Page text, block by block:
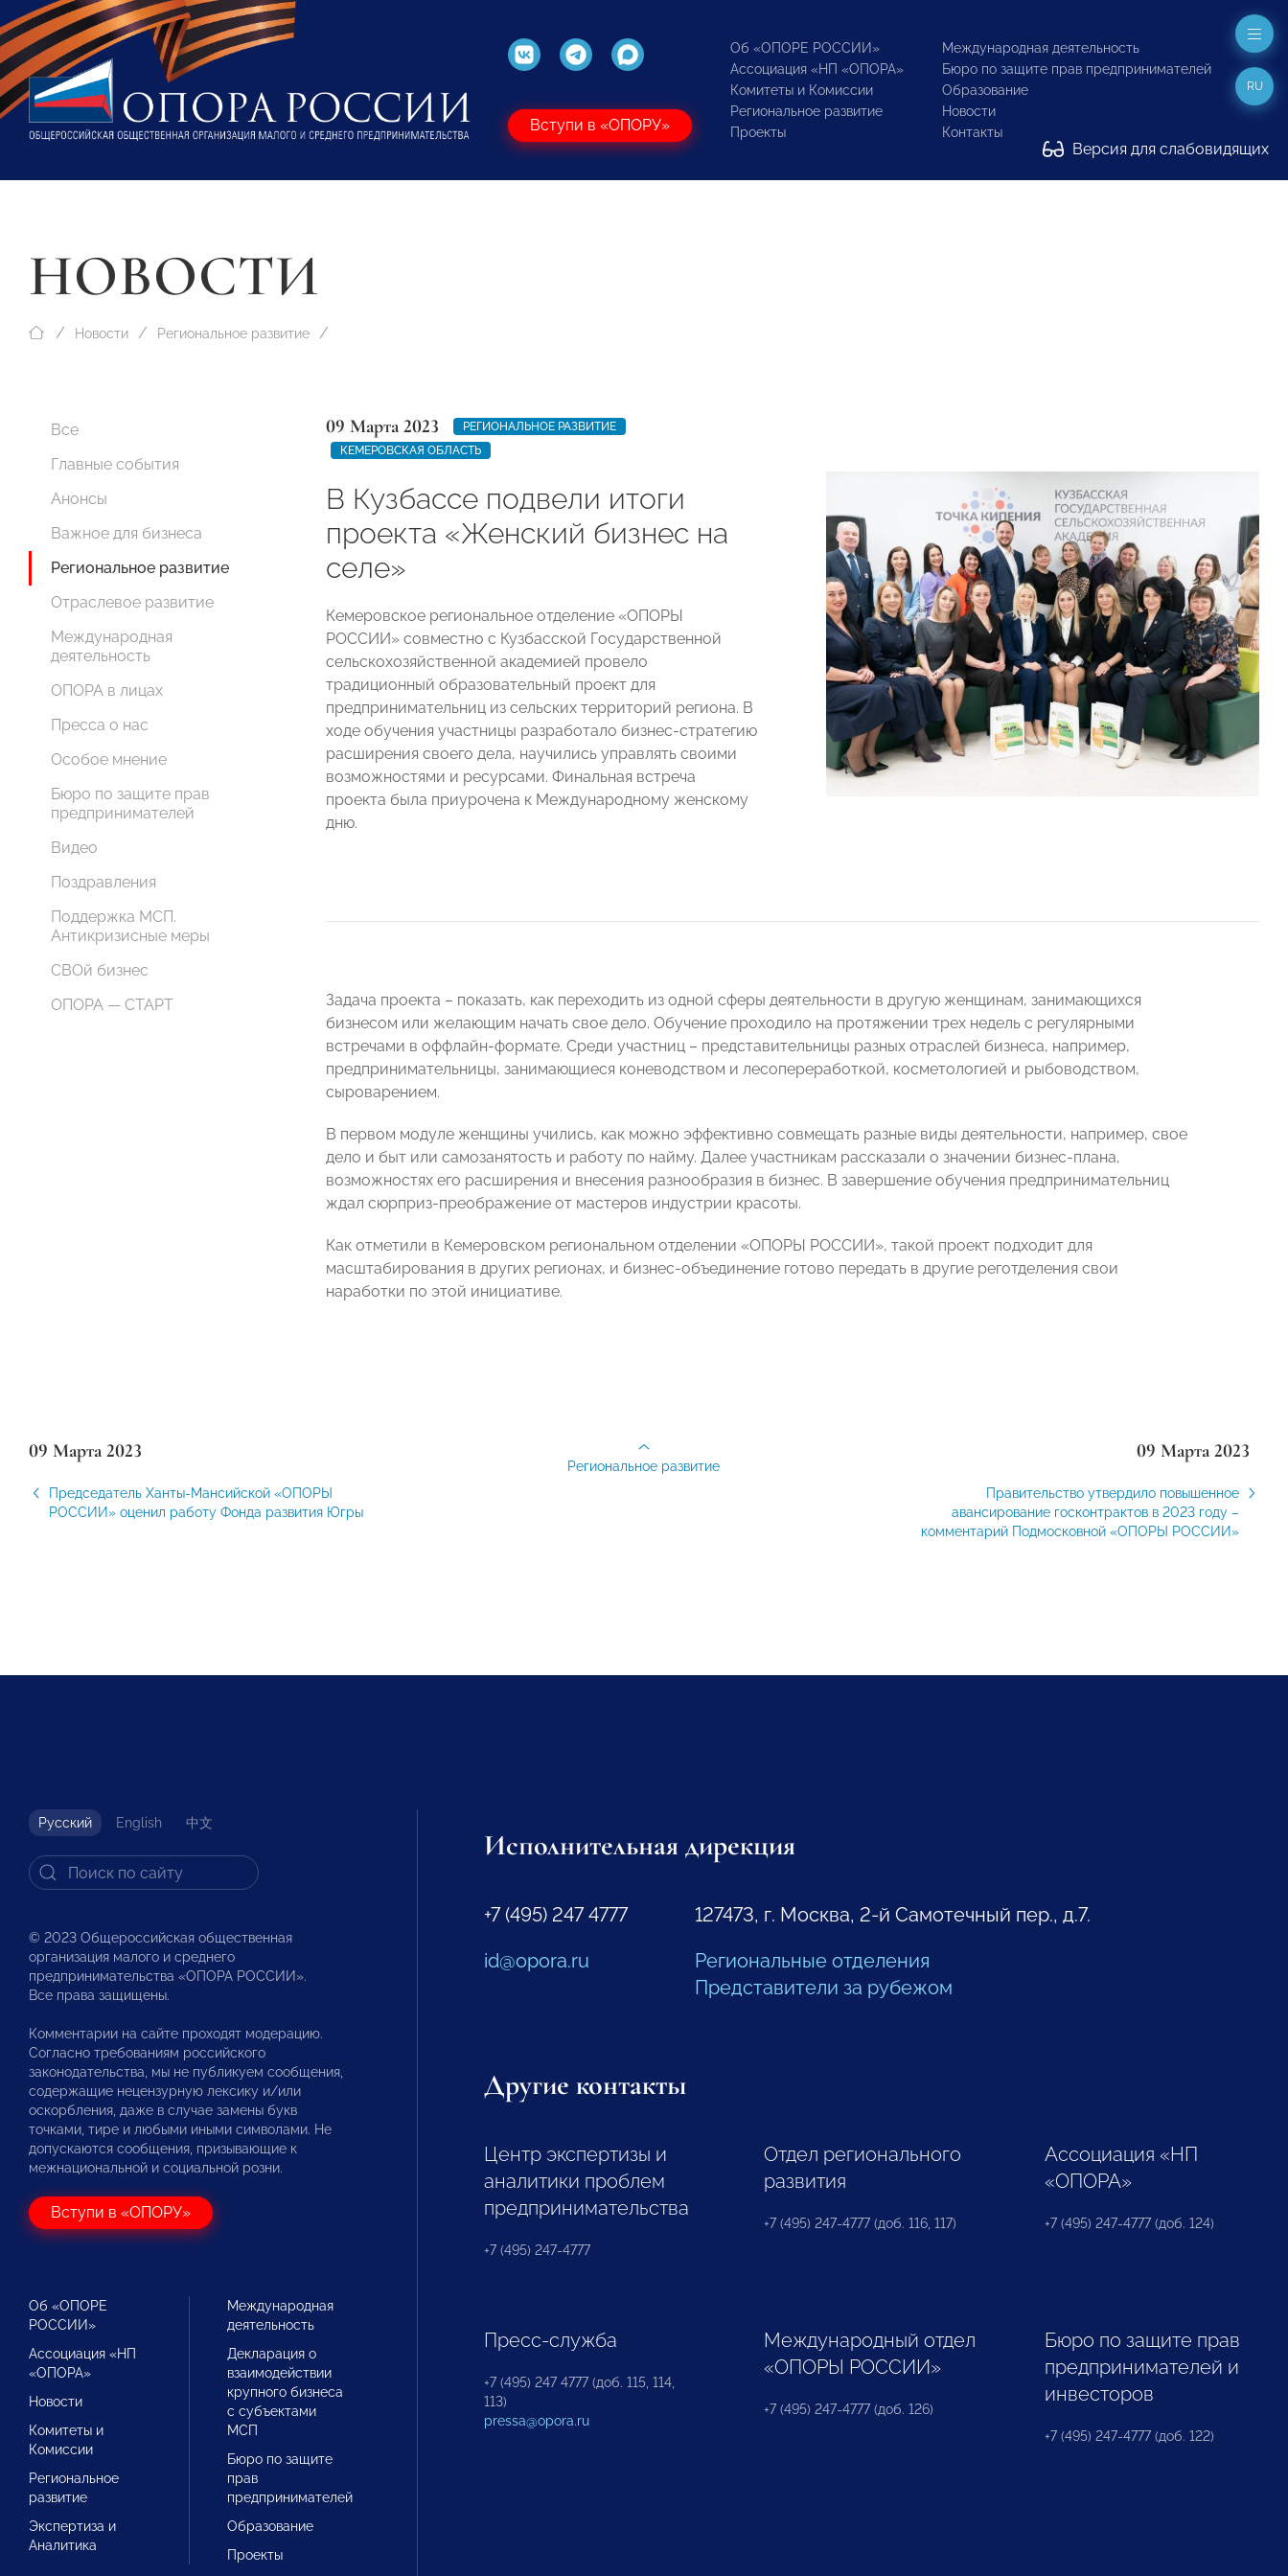
Вступи в «ОПОРУ»
Об «ОПОРЕ РОССИИ»
Ассоциация «НП «ОПОРА»
Комитеты и Комиссии
Региональное развитие
Проекты
Международная деятельность
Бюро по защите прав предпринимателей
Образование
Новости
Контакты
Версия для слабовидящих
RU
НОВОСТИ
Новости Региональное развитие
Все
Главные события
Анонсы
Важное для бизнеса
Региональное развитие
Отраслевое развитие
Международная
деятельность
ОПОРА в лицах
Пресса о нас
Особое мнение
Бюро по защите прав
предпринимателей
Видео
Поздравления
Поддержка МСП.
Антикризисные меры
СВОй бизнес
ОПОРА — СТАРТ
09 Марта 2023
РЕГИОНАЛЬНОЕ РАЗВИТИЕ
КЕМЕРОВСКАЯ ОБЛАСТЬ
В Кузбассе подвели итоги
проекта «Женский бизнес на
селе»
Кемеровское региональное отделение «ОПОРЫ
РОССИИ» совместно с Кузбасской Государственной
сельскохозяйственной академией провело
традиционный образовательный проект для
предпринимательниц из сельских территорий региона. В
ходе обучения участницы разработало бизнес-стратегию
расширения своего дела, научились управлять своими
возможностями и ресурсами. Финальная встреча
проекта была приурочена к Международному женскому
дню.
Задача проекта – показать, как переходить из одной сферы деятельности в другую женщинам, занимающихся
бизнесом или желающим начать свое дело. Обучение проходило на протяжении трех недель с регулярными
встречами в оффлайн-формате. Среди участниц – представительницы разных отраслей бизнеса, например,
предпринимательницы, занимающиеся коневодством и лесопереработкой, косметологией и рыбоводством,
сыроварением.
В первом модуле женщины учились, как можно эффективно совмещать разные виды деятельности, например, свое
дело и быт или самозанятость и работу по найму. Далее участникам рассказали о значении бизнес-плана,
возможностях его расширения и внесения разнообразия в бизнес. В завершение обучения предпринимательниц
ждал сюрприз-преображение от мастеров индустрии красоты.
Как отметили в Кемеровском региональном отделении «ОПОРЫ РОССИИ», такой проект подходит для
масштабирования в других регионах, и бизнес-объединение готово передать в другие реготделения свои
наработки по этой инициативе.
09 Марта 2023
Председатель Ханты-Мансийской «ОПОРЫ
РОССИИ» оценил работу Фонда развития Югры
09 Марта 2023
Правительство утвердило повышенное
авансирование госконтрактов в 2023 году –
комментарий Подмосковной «ОПОРЫ РОССИИ»
Региональное развитие
Русский English 中文
© 2023 Общероссийская общественная
организация малого и среднего
предпринимательства «ОПОРА РОССИИ».
Все права защищены.
Комментарии на сайте проходят модерацию.
Согласно требованиям российского
законодательства, мы не публикуем сообщения,
содержащие нецензурную лексику и/или
оскорбления, даже в случае замены букв
точками, тире и любыми иными символами. Не
допускаются сообщения, призывающие к
межнациональной и социальной розни.
Вступи в «ОПОРУ»
Об «ОПОРЕ
РОССИИ»
Ассоциация «НП
«ОПОРА»
Новости
Комитеты и
Комиссии
Региональное
развитие
Экспертиза и
Аналитика
Международная
деятельность
Декларация о
взаимодействии
крупного бизнеса
с субъектами
МСП
Бюро по защите
прав
предпринимателей
Образование
Проекты
Исполнительная дирекция
+7 (495) 247 4777
id@opora.ru
127473, г. Москва, 2-й Самотечный пер., д.7.
Региональные отделения
Представители за рубежом
Другие контакты
Центр экспертизы и
аналитики проблем
предпринимательства
+7 (495) 247-4777
Отдел регионального
развития
+7 (495) 247-4777 (доб. 116, 117)
Ассоциация «НП
«ОПОРА»
+7 (495) 247-4777 (доб. 124)
Пресс-служба
+7 (495) 247 4777 (доб. 115, 114,
113)
pressa@opora.ru
Международный отдел
«ОПОРЫ РОССИИ»
+7 (495) 247-4777 (доб. 126)
Бюро по защите прав
предпринимателей и
инвесторов
+7 (495) 247-4777 (доб. 122)